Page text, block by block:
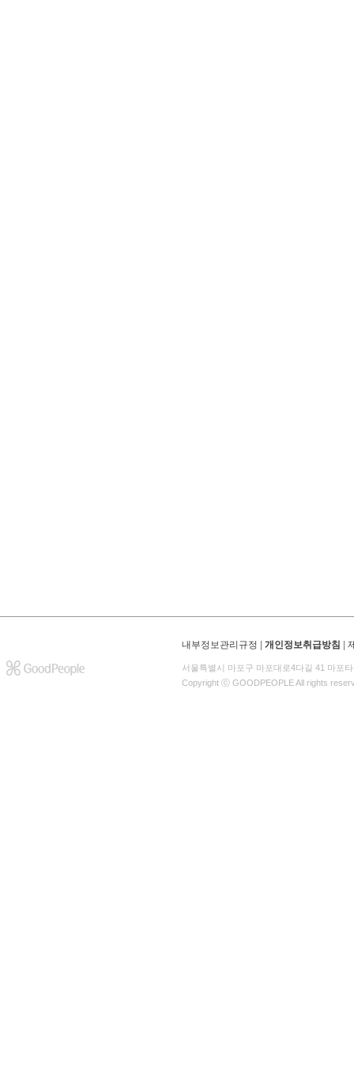
내부정보관리규정 개인정보취급방침
서울특별시 마포구 마포대로4다길 41 마포
Copyright ⓒ GOODPEOPLE All rights